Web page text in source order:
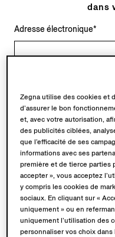
dans
Adresse électronique*
* Champs requis
Zegna utilise des cookies et
d’assurer le bon
et, avec votre autorisation,
des publicités ciblées,
que l’efficacité de ses
informations avec ses
première et de tierce parties
accepter », vous acceptez
y compris les cookies de
sociaux. En cliquant sur «
uniquement » ou en
uniquement l’utilisation des
personnaliser vos choix dans